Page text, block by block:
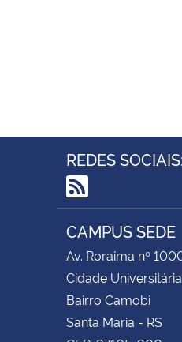
REDES SOCIAIS:
RSS
CAMPUS SEDE
Av. Roraima nº
Cidade Universitária
Bairro Camobi
Santa Maria - RS